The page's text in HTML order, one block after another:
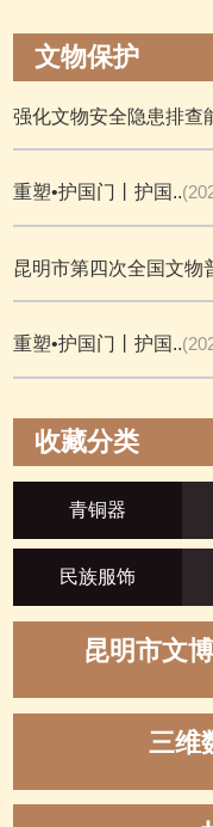
文物保护
强化文物安全隐患排查
重塑•护国门丨护国..
昆明市第四次全国文物
重塑•护国门丨护国..
收藏分类
青铜器
民族服饰
昆明市文
三维